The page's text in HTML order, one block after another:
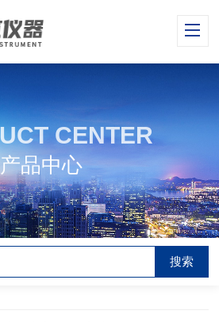
CENTER
产品中心